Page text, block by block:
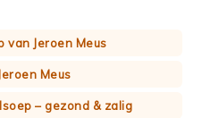
van Jeroen Meus
Meus
– gezond & zalig